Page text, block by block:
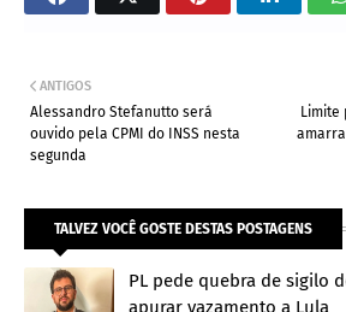
Limite
ANTIGOS
Alessandro Stefanutto será
ouvido pela CPMI do INSS nesta
segunda
TALVEZ VOCÊ GOSTE DESTAS POSTAGENS
PL pede quebra de sigilo
apurar vazamento a Lula